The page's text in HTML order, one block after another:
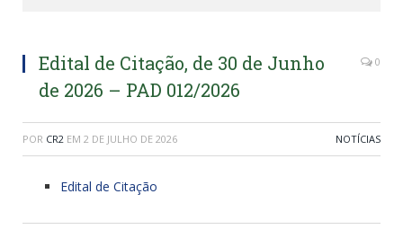
Edital de Citação, de 30 de Junho
de 2026 – PAD 012/2026
0
POR CR2 EM 2 DE JULHO DE 2026 NOTÍCIAS
Edital de Citação